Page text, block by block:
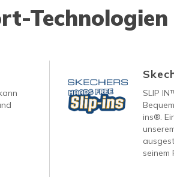
Technologien
SLIP
ins®.
seinem